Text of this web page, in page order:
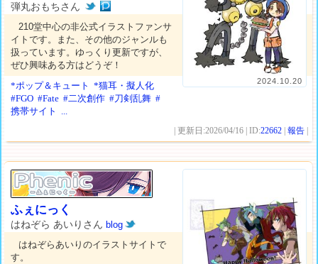
2024.10.20
弾丸おもちさん
210堂中心の非公式イラストファンサ
イトです。また、その他のジャンルも
扱っています。ゆっくり更新ですが、
ぜひ興味ある方はどうぞ！
*ポップ＆キュート
*猫耳・擬人化
#FGO #Fate #二次創作 #刀剣乱舞 #
携帯サイト
...
| 更新日:2026/04/16 | ID:22662 |報告
ふぇにっく
はねぞら あいりさんblog
はねぞらあいりのイラストサイトで
す。